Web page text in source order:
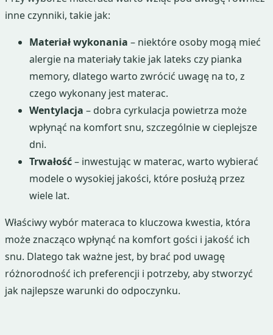
inne czynniki, takie jak:
Materiał wykonania – niektóre osoby mogą mieć
alergie na materiały takie jak lateks czy pianka
memory, dlatego warto zwrócić uwagę na to, z
czego wykonany jest materac.
Wentylacja – dobra cyrkulacja powietrza może
wpłynąć na komfort snu, szczególnie w cieplejsze
dni.
Trwałość– inwestując w materac, warto wybierać
modele o wysokiej jakości, które posłużą przez
wiele lat.
Właściwy wybór materaca to kluczowa kwestia, która
może znacząco wpłynąć na komfort gości i jakość ich
snu. Dlatego tak ważne jest, by brać pod uwagę
różnorodność ich preferencji i potrzeby, aby stworzyć
jak najlepsze warunki do odpoczynku.